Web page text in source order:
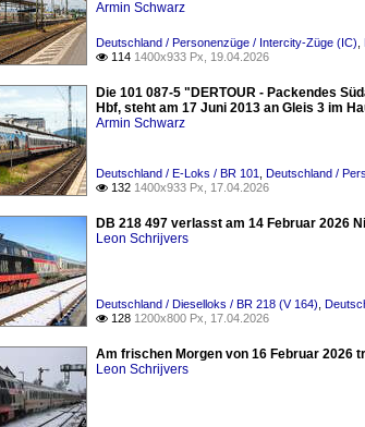
Armin Schwarz
Deutschland / Personenzüge / Intercity-Züge (IC)
 114 1400x933 Px, 19.04.2026
Die 101 087-5 "DERTOUR - Packendes
Hbf, steht am 17 Juni 2013 an Gleis 3 im
Armin Schwarz
Deutschland / E-Loks / BR 101 Deutschland /
 132 1400x933 Px, 17.04.2026
DB 218 497 verlasst am 14 Februar 2026
Leon Schrijvers
Deutschland / Dieselloks / BR 218 (V 164)
 128 1200x800 Px, 17.04.2026
Am frischen Morgen von 16 Februar 2026
Leon Schrijvers